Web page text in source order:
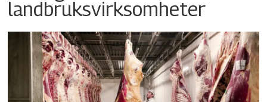
landbruksvirksomheter